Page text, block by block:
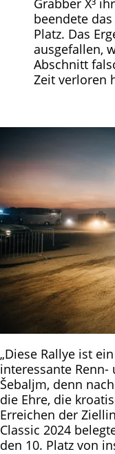
Grabber X³
beendete
Platz. Das
ausgefallen,
Abschnitt
Zeit verloren
„Diese Rallye ist
interessante Renn-
Šebaljm, denn
die Ehre, die
Erreichen der
Classic 2024
den 10. Platz von